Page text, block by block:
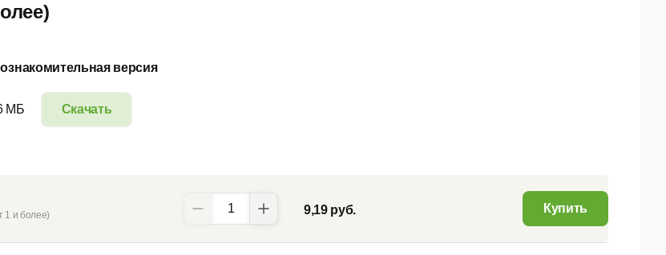
версия
Скачать
МБ
1 и более)
9,19 руб. Купить